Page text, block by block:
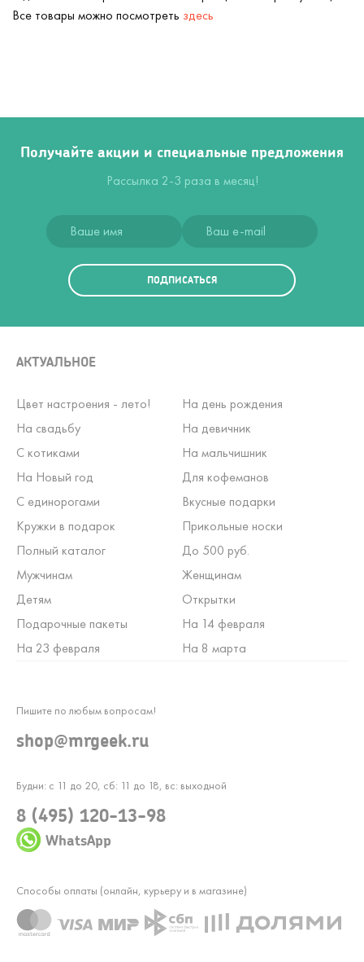
Все товары можно посмотреть здесь
Получайте акции и специальные предложения
Рассылка 2-3 раза в месяц!
ПОДПИСАТЬСЯ
АКТУАЛЬНОЕ
Цвет настроения - лето!
На день рождения
На свадьбу
На девичник
С котиками
На мальчишник
На Новый год
Для кофеманов
С единорогами
Вкусные подарки
Кружки в подарок
Прикольные носки
Полный каталог
До 500 руб.
Мужчинам
Женщинам
Детям
Открытки
Подарочные пакеты
На 14 февраля
На 23 февраля
На 8 марта
Будни: с 11 до 20, сб: 11 до 18, вс: выходной
8 (495) 120-13-98
WhatsApp
Пишите по любым вопросам!
shop@mrgeek.ru
Способы оплаты (онлайн, курьеру и в магазине)